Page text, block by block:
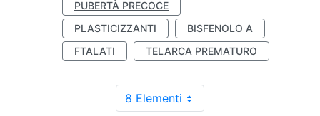
PUBERTÀ PRECOCE
PLASTICIZZANTI
BISFENOLO A
FTALATI
TELARCA PREMATURO
8 Elementi